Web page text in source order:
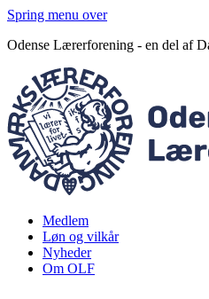
Spring menu over
Odense Lærerforening - en del af
Medlem
Løn og vilkår
Nyheder
Om OLF